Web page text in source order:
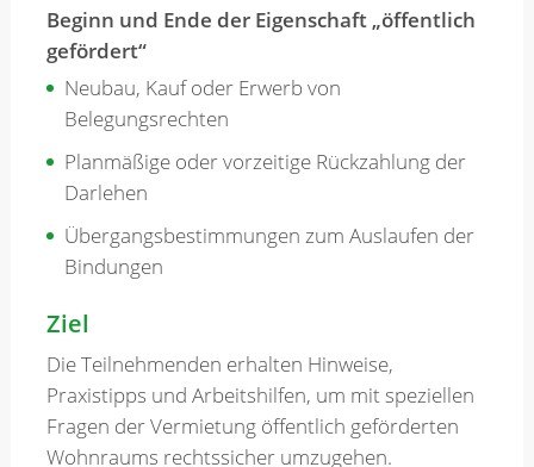
Beginn und Ende der Eigenschaft „öffentlich
gefördert“
Neubau, Kauf oder Erwerb von
Belegungsrechten
Planmäßige oder vorzeitige Rückzahlung der
Darlehen
Übergangsbestimmungen zum Auslaufen der
Bindungen
Ziel
Die Teilnehmenden erhalten Hinweise,
Praxistipps und Arbeitshilfen, um mit speziellen
Fragen der Vermietung öffentlich geförderten
Wohnraums rechtssicher umzugehen.